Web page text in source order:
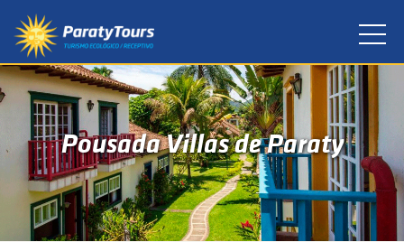
Pousada Villas de Paraty